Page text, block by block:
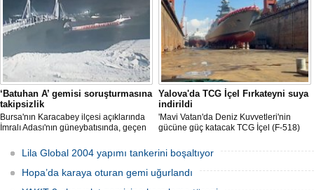
‘Batuhan A’ gemisi soruşturmasına
takipsizlik
Bursa'nın Karacabey ilçesi açıklarında
İmralı Adası'nın güneybatısında, geçen
batmasıyla ilgili başlatılan soruşturma,
takipsizlikle sonuçlandı.
Yalova'da TCG İçel Fırkateyni suya
indirildi
'Mavi Vatan'da Deniz Kuvvetleri'nin
gücüne güç katacak TCG İçel (F-518)
düzenlenen törenle suya indirildi.
Lila Global 2004 yapımı tankerini boşaltıyor
Hopa’da karaya oturan gemi uğurlandı